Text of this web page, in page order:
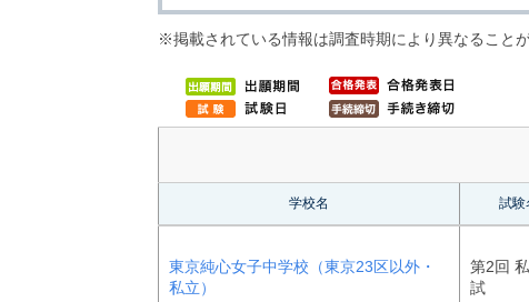
※掲載されている情報は調査時期により異なること
学校名 試験
東京純心女子中学校（東京23区以外・
私立）
第2回
試